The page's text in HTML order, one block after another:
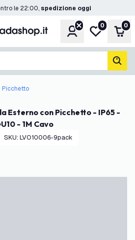
le 22:00, spedizione oggi
Account
Lista
0 0
Picchetto
- 1M Cavo
SKU: LVO10006-9pack